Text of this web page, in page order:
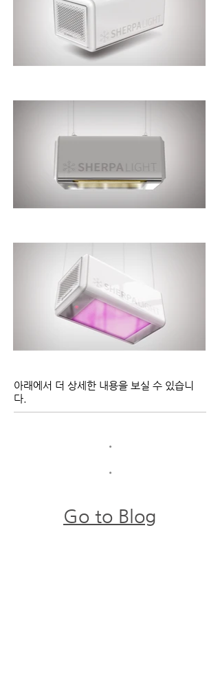
아래에서 더 상세한 내용을 보실 수 있습니
다.
​•
​•
Go to Blog